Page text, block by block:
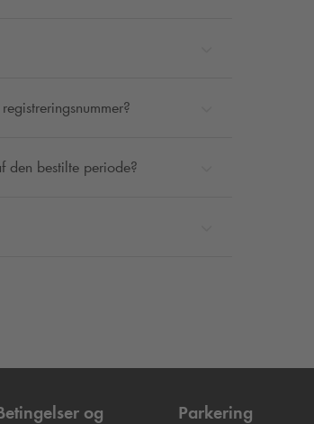
bestilte periode?
og
Parkering